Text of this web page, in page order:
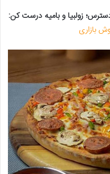
زولبیا و بامیه درست کن:
بازاری